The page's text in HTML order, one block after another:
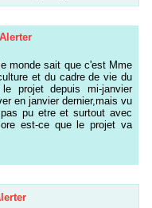
Alerter
monde sait que c'est Mme
et du cadre de vie du
projet depuis mi-janvier
en janvier dernier,mais vu
pu etre et surtout avec
est-ce que le projet va